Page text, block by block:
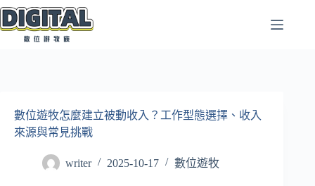
跳
至
數位遊牧怎麼建立被動收入？工作型態選擇、收入
來源與常見挑戰
writer 2025-10-17 數位遊牧